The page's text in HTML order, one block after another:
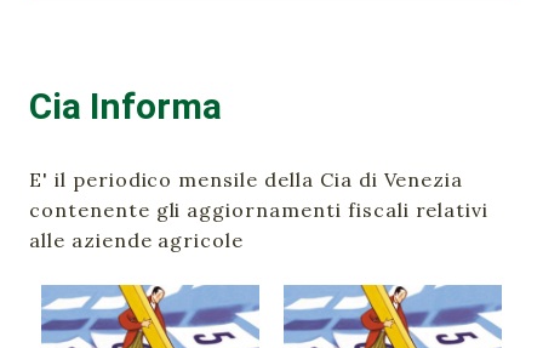
Cia Informa
E' il periodico mensile della Cia di Venezia
contenente gli aggiornamenti fiscali relativi
alle aziende agricole